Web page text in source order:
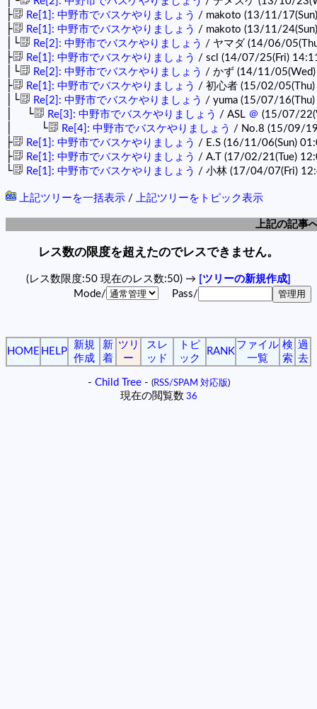
├ Re[1]: 中野市でバスケやりましょう / makoto (13/11/
├ Re[1]: 中野市でバスケやりましょう / makoto (13/11/
│└ Re[2]: 中野市でバスケやりましょう / ヤマダ (14/06/
├ Re[1]: 中野市でバスケやりましょう / scl (14/07/25(Fri)
│└ Re[2]: 中野市でバスケやりましょう / かず (14/11/
├ Re[1]: 中野市でバスケやりましょう / 初心者 (15/02/
│└ Re[2]: 中野市でバスケやりましょう / yuma (15/07/
│ └ Re[3]: 中野市でバスケやりましょう / ASL ＠ (15/07/
│ └ Re[4]: 中野市でバスケやりましょう / No.8 (15/09/
├ Re[1]: 中野市でバスケやりましょう / E.S (16/11/06(Sun)
├ Re[1]: 中野市でバスケやりましょう / A.T (17/02/21(Tue)
└ Re[1]: 中野市でバスケやりましょう / 小林 (17/04/07(Fri)
上記ツリーを一括表示 / 上記ツリーをトピック表示
上記の記事
レス数の限度を超えたのでレスできません。
(レス数限度:50 現在のレス数:50) → [ツリーの新規作成]
Mode/
Pass/
HOME HELP
新規
作成
新
着
ツリ
ー
スレ
ッド
トピ
ック
RANK
ファイル
一覧
検
索
過
去
- Child Tree- (RSS/SPAM 対応版)
現在の閲覧数 36